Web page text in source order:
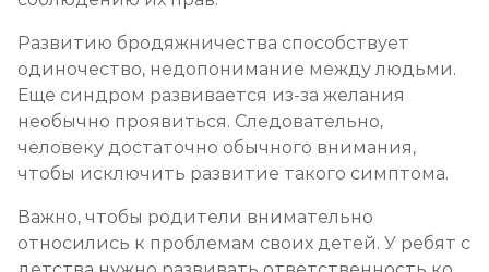
Развитию бродяжничества способствует
одиночество, недопонимание между людьми.
Еще синдром развивается из-за желания
необычно проявиться. Следовательно,
человеку достаточно обычного внимания,
чтобы исключить развитие такого симптома.
Важно, чтобы родители внимательно
относились к проблемам своих детей. У ребят с